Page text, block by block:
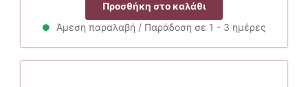
Προσθήκη στο καλάθι
Άμεση παραλαβή / Παράδοση σε 1 - 3 ημέρες